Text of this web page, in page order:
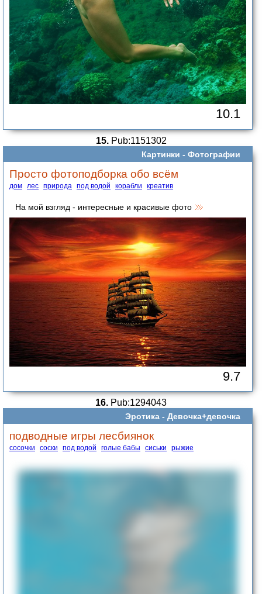
10.1
15.Pub:1151302
Картинки - Фотографии
Просто фотоподборка обо всём
дом лес природа под водой корабли креатив
На мой взгляд - интересные и красивые фото
9.7
16. Pub:1294043
Эротика - Девочка+девочка
подводные игры лесбиянок
сосочки соски под водой голые бабы сиськи рыжие